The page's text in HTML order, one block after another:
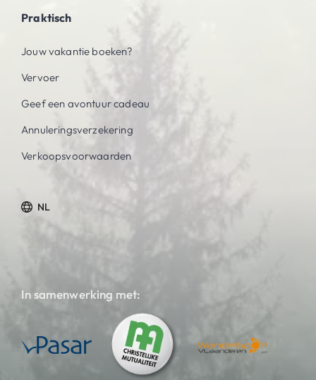
Praktisch
Jouw vakantie boeken?
Vervoer
Geef een avontuur cadeau
Annuleringsverzekering
Verkoopsvoorwaarden
NL
In samenwerking met: